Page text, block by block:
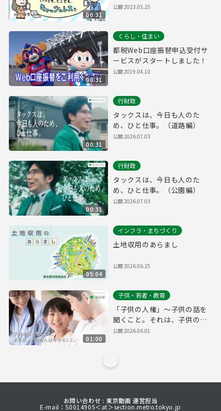
00:31
公開2023.05.25
00:31
くらし・住まい
都税Web口座振替申込受付サ
ービスがスタートしました！
公開2019.04.10
00:31
行財政
タックスは、今日も人のた
め、ひと仕事。（道路編）
公開2026.07.03
00:31
行財政
タックスは、今日も人のた
め、ひと仕事。（公園編）
公開2026.07.03
05:04
インフラ・まちづくり
土地収用のあらまし
公開2026.06.25
01:00
子供・若者・教育
「子供の人権」～子供の話を
聞くこと。それは、子供の人
権を守ること。～
公開2026.06.01
お問い合わせ : 東京動画 運営担当
E-mail：S0014905＜at＞section.metro.tokyo.jp